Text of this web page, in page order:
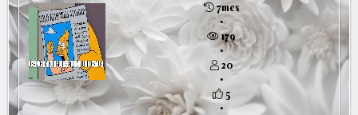
7mes
•
179
•
20
•
5
•